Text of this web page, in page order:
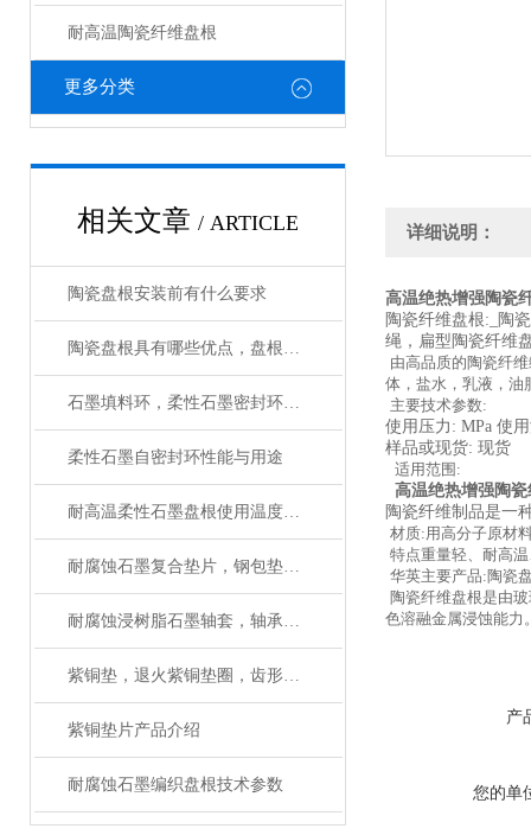
耐高温陶瓷纤维盘根
更多分类
相关文章 / ARTICLE
陶瓷盘根安装前有什么要求
陶瓷盘根具有哪些优点，盘根填料的分类有哪些
石墨填料环，柔性石墨密封环电厂阀门
柔性石墨自密封环性能与用途
耐高温柔性石墨盘根使用温度多少
耐腐蚀石墨复合垫片，钢包垫圈性能介绍
耐腐蚀浸树脂石墨轴套，轴承性能及用途
紫铜垫，退火紫铜垫圈，齿形紫铜垫性能介绍
紫铜垫片产品介绍
耐腐蚀石墨编织盘根技术参数
详细说明：
高温绝热增强陶瓷
陶瓷纤维盘根:_陶
绳，扁型陶瓷纤维
由高品质的陶瓷纤
体，盐水，乳液，油
主要技术参数:
使用压力: MPa 使
样品或现货: 现货
适用范围:
高温绝热增强陶
陶瓷纤维制品是一
材质:用高分子原材
特点重量轻、耐高
华英主要产品:陶瓷
陶瓷纤维盘根是由
色溶融金属浸蚀能力
产
您的单